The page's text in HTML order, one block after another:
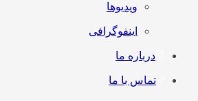
ویدیوها
اینفوگرافی
درباره ما
تماس با ما